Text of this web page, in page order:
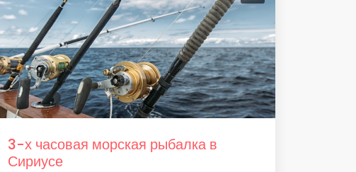
3-х часовая морская рыбалка в
Сириусе